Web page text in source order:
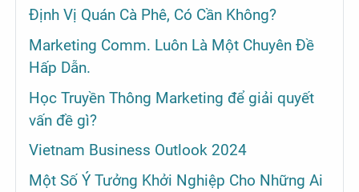
Định Vị Quán Cà Phê, Có Cần Không?
Marketing Comm. Luôn Là Một Chuyên Đề
Hấp Dẫn.
Học Truyền Thông Marketing để giải quyết
vấn đề gì?
Vietnam Business Outlook 2024
Một Số Ý Tưởng Khởi Nghiệp Cho Những Ai